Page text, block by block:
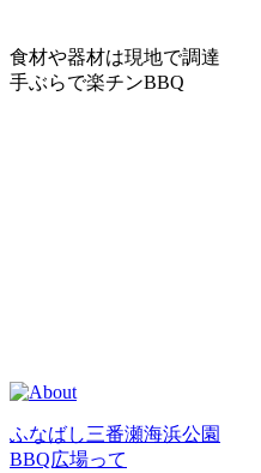
食材や器材は現地で調達
手ぶらで楽チンBBQ
ふなばし三番瀬海浜公園
BBQ広場って